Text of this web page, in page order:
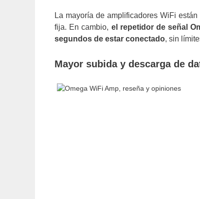
La mayoría de amplificadores WiFi
fija. En cambio, el repetidor de señal
segundos de estar conectado, sin
Mayor subida y descarga de